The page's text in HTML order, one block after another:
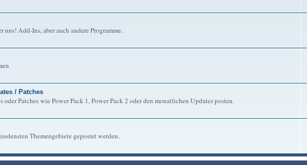
Add-Ins, aber auch andere Programme.
/ Patches
Patches wie Power Pack 1, Power Pack 2 oder den monatlichen Updates posten.
Themengebiete gepostet werden.